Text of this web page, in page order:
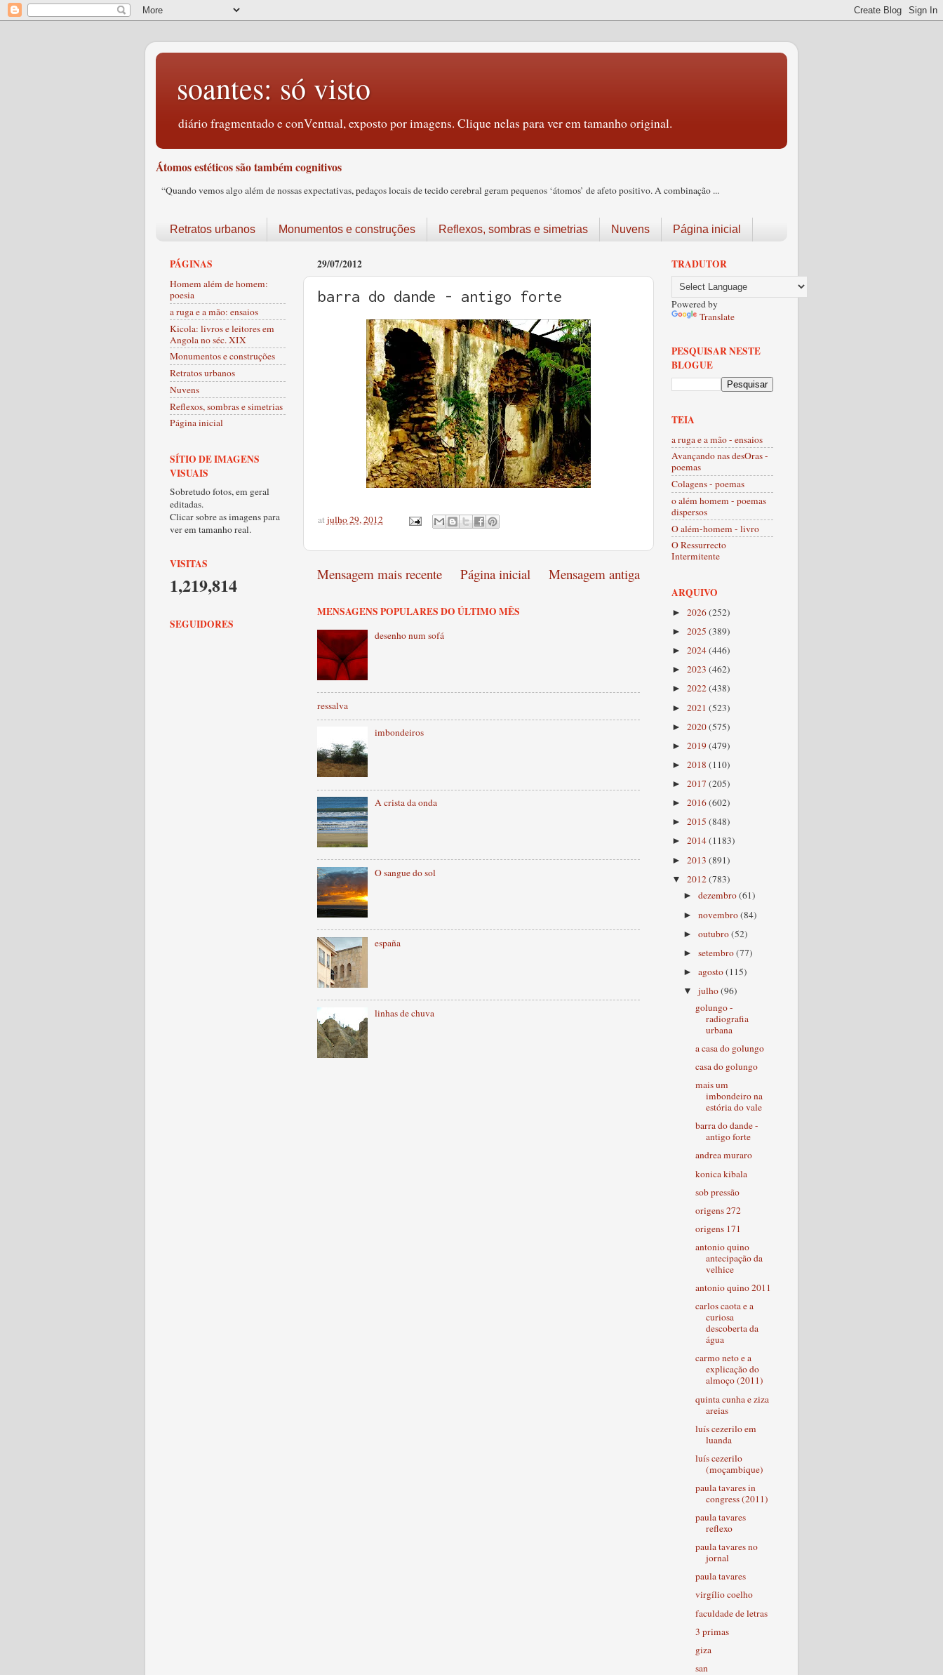
soantes: só visto
diário fragmentado e conVentual, exposto por imagens. Clique nelas para ver em tamanho original.
Átomos estéticos são também cognitivos
“Quando vemos algo além de nossas expectativas, pedaços locais de tecido cerebral geram pequenos ‘átomos’ de afeto positivo. A combinação ...
Retratos urbanos Monumentos e construções Reflexos, sombras e simetrias Nuvens Página inicial
29/07/2012
barra do dande - antigo forte
atjulho 29, 2012
Mensagem mais recente Mensagem antiga
Página inicial
MENSAGENS POPULARES DO ÚLTIMO MÊS
desenho num sofá
ressalva
imbondeiros
A crista da onda
O sangue do sol
españa
linhas de chuva
PÁGINAS
Homem além de homem:
poesia
a ruga e a mão: ensaios
Kicola: livros e leitores em
Angola no séc. XIX
Monumentos e construções
Retratos urbanos
Nuvens
Reflexos, sombras e simetrias
Página inicial
SÍTIO DE IMAGENS
VISUAIS
Sobretudo fotos, em geral
editadas.
Clicar sobre as imagens para
ver em tamanho real.
VISITAS
1,219,814
SEGUIDORES
TRADUTOR
Powered by
Translate
PESQUISAR NESTE
BLOGUE
TEIA
a ruga e a mão - ensaios
Avançando nas desOras -
poemas
Colagens - poemas
o além homem - poemas
dispersos
O além-homem - livro
O Ressurrecto
Intermitente
ARQUIVO
► 2026(252)
► 2025 (389)
► 2024(446)
► 2023 (462)
► 2022(438)
► 2021 (523)
► 2020(575)
► 2019(479)
► 2018 (110)
► 2017 (205)
► 2016(602)
► 2015 (848)
► 2014(1183)
► 2013 (891)
▼ 2012(783)
►dezembro(61)
►novembro(84)
►outubro(52)
►setembro(77)
►agosto(115)
▼julho(96)
golungo -
radiografia
urbana
a casa do golungo
casa do golungo
mais um
imbondeiro na
estória do vale
barra do dande -
antigo forte
andrea muraro
konica kibala
sob pressão
origens 272
origens 171
antonio quino
antecipação da
velhice
antonio quino 2011
carlos caota e a
curiosa
descoberta da
água
carmo neto e a
explicação do
almoço (2011)
quinta cunha e ziza
areias
luís cezerilo em
luanda
luís cezerilo
(moçambique)
paula tavares in
congress (2011)
paula tavares
reflexo
paula tavares no
jornal
paula tavares
virgílio coelho
faculdade de letras
3 primas
giza
san